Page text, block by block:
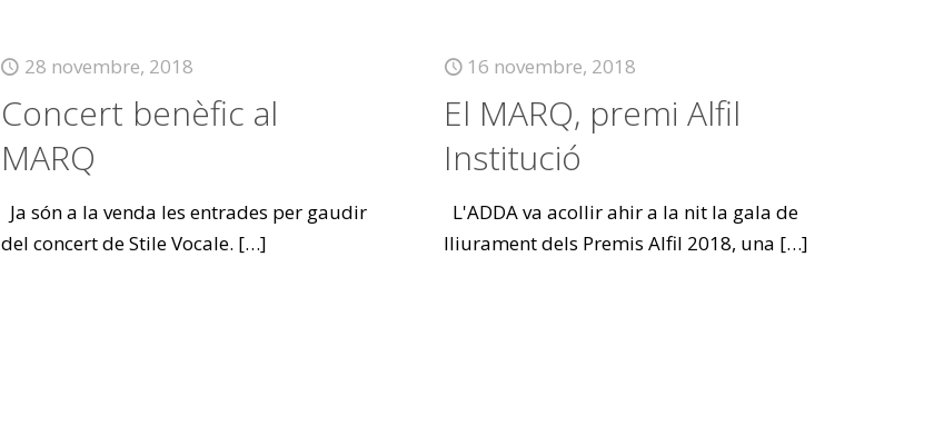
28 novembre, 2018
Concert benèfic al
MARQ
Ja són a la venda les entrades per gaudir
del concert de Stile Vocale. […]
16 novembre, 2018
El MARQ, premi Alfil
Institució
L'ADDA va acollir ahir a la nit la gala de
lliurament dels Premis Alfil 2018, una […]